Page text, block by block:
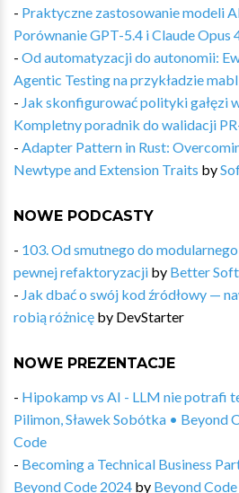
- Praktyczne zastosowanie modeli
Porównanie GPT-5.4 i Claude Opus
- Od automatyzacji do autonomii:
Agentic Testing na przykładzie mabl
- Jak skonfigurować polityki gałęzi
Kompletny poradnik do walidacji
- Adapter Pattern in Rust:
Newtype and Extension Traits by
NOWE PODCASTY
- 103. Od smutnego do
pewnej refaktoryzacji by Better
- Jak dbać o swój kod źródłowy —
robią różnicę by DevStarter
NOWE PREZENTACJE
- Hipokamp vs AI - LLM nie potrafi
Pilimon, Sławek Sobótka • Beyond
Code
- Becoming a Technical Business
Beyond Code 2024 by Beyond Code